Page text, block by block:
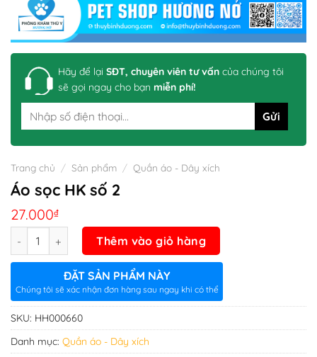
Hãy để lại SĐT, chuyên viên tư vấn của chúng tôi
sẽ gọi ngay cho bạn miễn phí!
Trang chủ / Sản phẩm / Quần áo - Dây xích
Áo sọc HK số 2
27.000₫
Thêm vào giỏ hàng
ĐẶT SẢN PHẨM NÀY
Chúng tôi sẽ xác nhận đơn hàng sau ngay khi có thể
SKU: HH000660
Danh mục: Quần áo - Dây xích